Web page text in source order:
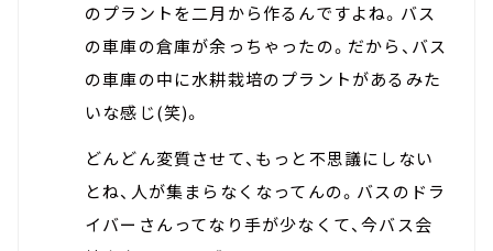
のプラントを二月から作るんですよね。バス
の車庫の倉庫が余っちゃったの。だから、バス
の車庫の中に水耕栽培のプラントがあるみた
いな感じ(笑)。
どんどん変質させて、もっと不思議にしない
とね、人が集まらなくなってんの。バスのドラ
イバーさんってなり手が少なくて、今バス会